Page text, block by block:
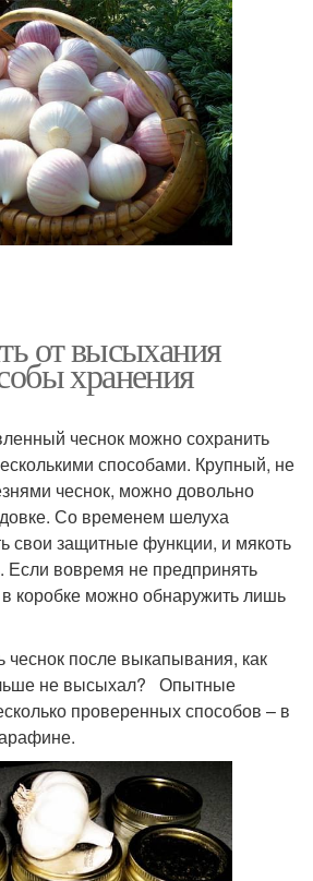
от высыхания
хранения
чеснок можно сохранить
способами. Крупный, не
чеснок, можно довольно
Со временем шелуха
свои защитные функции, и мякоть
Если вовремя не предпринять
коробке можно обнаружить лишь
чеснок после выкапывания, как
не высыхал? Опытные
проверенных способов – в